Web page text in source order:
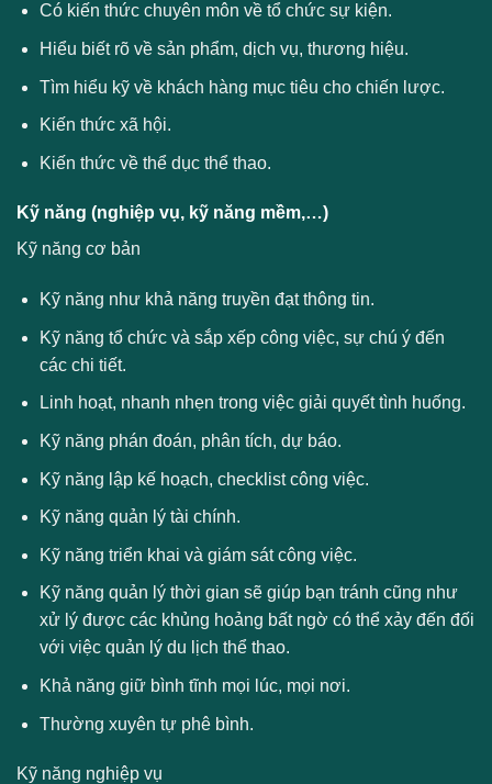
Có kiến thức chuyên môn về tổ chức sự kiện.
Hiểu biết rõ về sản phẩm, dịch vụ, thương hiệu.
Tìm hiểu kỹ về khách hàng mục tiêu cho chiến lược.
Kiến thức xã hội.
Kiến thức về thể dục thể thao.
Kỹ năng (nghiệp vụ, kỹ năng mềm,…)
Kỹ năng cơ bản
Kỹ năng như khả năng truyền đạt thông tin.
Kỹ năng tổ chức và sắp xếp công việc, sự chú ý đến
các chi tiết.
Linh hoạt, nhanh nhẹn trong việc giải quyết tình huống.
Kỹ năng phán đoán, phân tích, dự báo.
Kỹ năng lập kế hoạch, checklist công việc.
Kỹ năng quản lý tài chính.
Kỹ năng triển khai và giám sát công việc.
Kỹ năng quản lý thời gian sẽ giúp bạn tránh cũng như
xử lý được các khủng hoảng bất ngờ có thể xảy đến đối
với việc quản lý du lịch thể thao.
Khả năng giữ bình tĩnh mọi lúc, mọi nơi.
Thường xuyên tự phê bình.
Kỹ năng nghiệp vụ